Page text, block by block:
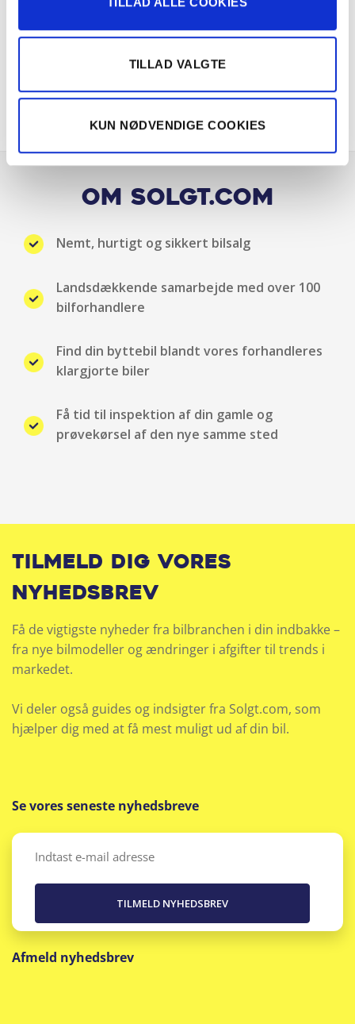
TILLAD VALGTE
KUN NØDVENDIGE COOKIES
LED forlygter
Navigation
Parkeringssensor bag
Rear Cross Traffic advarsel
Sædekøling
Sony audio system
Trådløs Android auto
Træthedsregistrering
Varme i rat
Vejbane centrering
Ventilation i forsæder
Om Solgt.com
Nemt, hurtigt og sikkert bilsalg
Landsdækkende samarbejde med over 100
bilforhandlere
Find din byttebil blandt vores forhandleres
klargjorte biler
Få tid til inspektion af din gamle og
prøvekørsel af den nye samme sted
Tilmeld dig vores
nyhedsbrev
Få de vigtigste nyheder fra bilbranchen i din indbakke –
fra nye bilmodeller og ændringer i afgifter til trends i
markedet.
Vi deler også guides og indsigter fra Solgt.com, som
hjælper dig med at få mest muligt ud af din bil.
Se vores seneste nyhedsbreve
Email
Afmeld nyhedsbrev